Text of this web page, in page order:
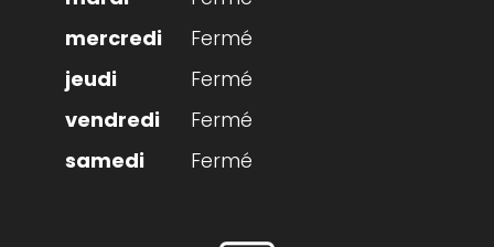
Fermé
Fermé
Fermé
Fermé